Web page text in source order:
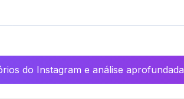
do Instagram e análise aprofundada